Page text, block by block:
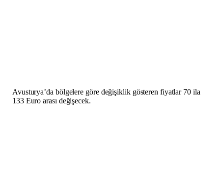
Avusturya’da bölgelere göre değişiklik gösteren fiyatlar 70 ila
133 Euro arası değişecek.